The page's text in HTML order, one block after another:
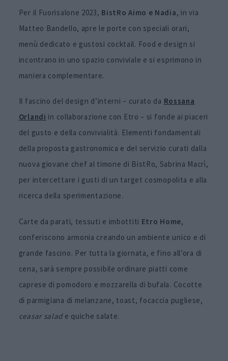
Per il Fuorisalone 2023, BistRo Aimo e Nadia, in via
Matteo Bandello, apre le porte con speciali orari,
menù dedicato e gustosi cocktail. Food e design si
incontrano in uno spazio conviviale e si esprimono in
maniera complementare.
Il fascino del design d’interni – curato da Rossana
Orlandi in collaborazione con Etro – si fonde ai piaceri
del gusto e della convivialità. Elementi fondamentali
della proposta gastronomica e del servizio curati dalla
nuova giovane chef al timone di BistRo, Sabrina Macrì,
per intercettare i gusti di un target cosmopolita e alla
ricerca della sperimentazione.
Carte da parati, tessuti e imbottiti Etro Home,
conferiscono armonia creando un ambiente unico e di
grande fascino. Per tutta la giornata, e fino all’ora di
cena, sarà sempre possibile ordinare piatti come
caprese di pomodoro e mozzarella di bufala. Cocotte
di parmigiana di melanzane, toast, focaccia pugliese,
ceasar salade quiche salate.